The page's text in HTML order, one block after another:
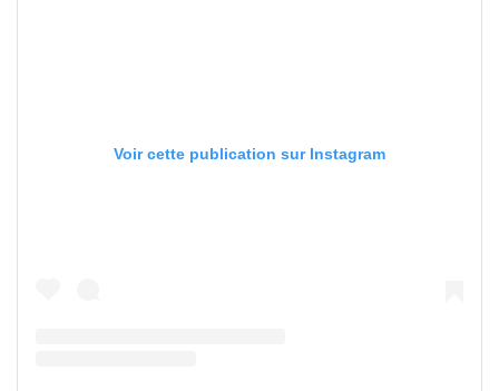
Voir cette publication sur Instagram